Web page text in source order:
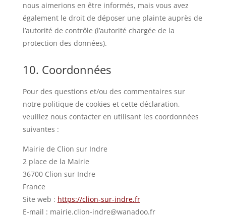
nous aimerions en être informés, mais vous avez
également le droit de déposer une plainte auprès de
l’autorité de contrôle (l’autorité chargée de la
protection des données).
10. Coordonnées
Pour des questions et/ou des commentaires sur
notre politique de cookies et cette déclaration,
veuillez nous contacter en utilisant les coordonnées
suivantes :
Mairie de Clion sur Indre
2 place de la Mairie
36700 Clion sur Indre
France
Site web : https://clion-sur-indre.fr
E-mail : mairie.clion-indre@wanadoo.fr